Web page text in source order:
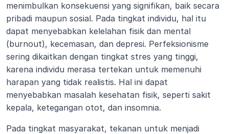
menimbulkan konsekuensi yang signifikan, baik secara
pribadi maupun sosial. Pada tingkat individu, hal itu
dapat menyebabkan kelelahan fisik dan mental
(burnout), kecemasan, dan depresi. Perfeksionisme
sering dikaitkan dengan tingkat stres yang tinggi,
karena individu merasa tertekan untuk memenuhi
harapan yang tidak realistis. Hal ini dapat
menyebabkan masalah kesehatan fisik, seperti sakit
kepala, ketegangan otot, dan insomnia.
Pada tingkat masyarakat, tekanan untuk menjadi